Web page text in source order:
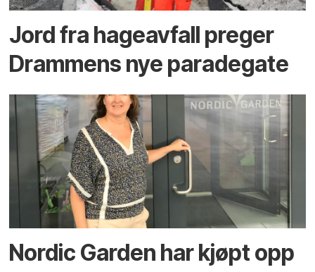
Jord fra hageavfall preger
Drammens nye paradegate
Nordic Garden har kjøpt opp